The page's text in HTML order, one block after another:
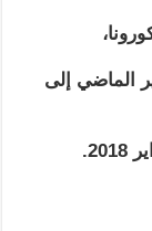
الماضي إلى